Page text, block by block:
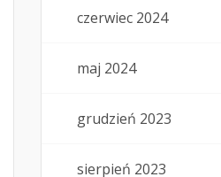
czerwiec 2024
maj 2024
grudzień 2023
sierpień 2023